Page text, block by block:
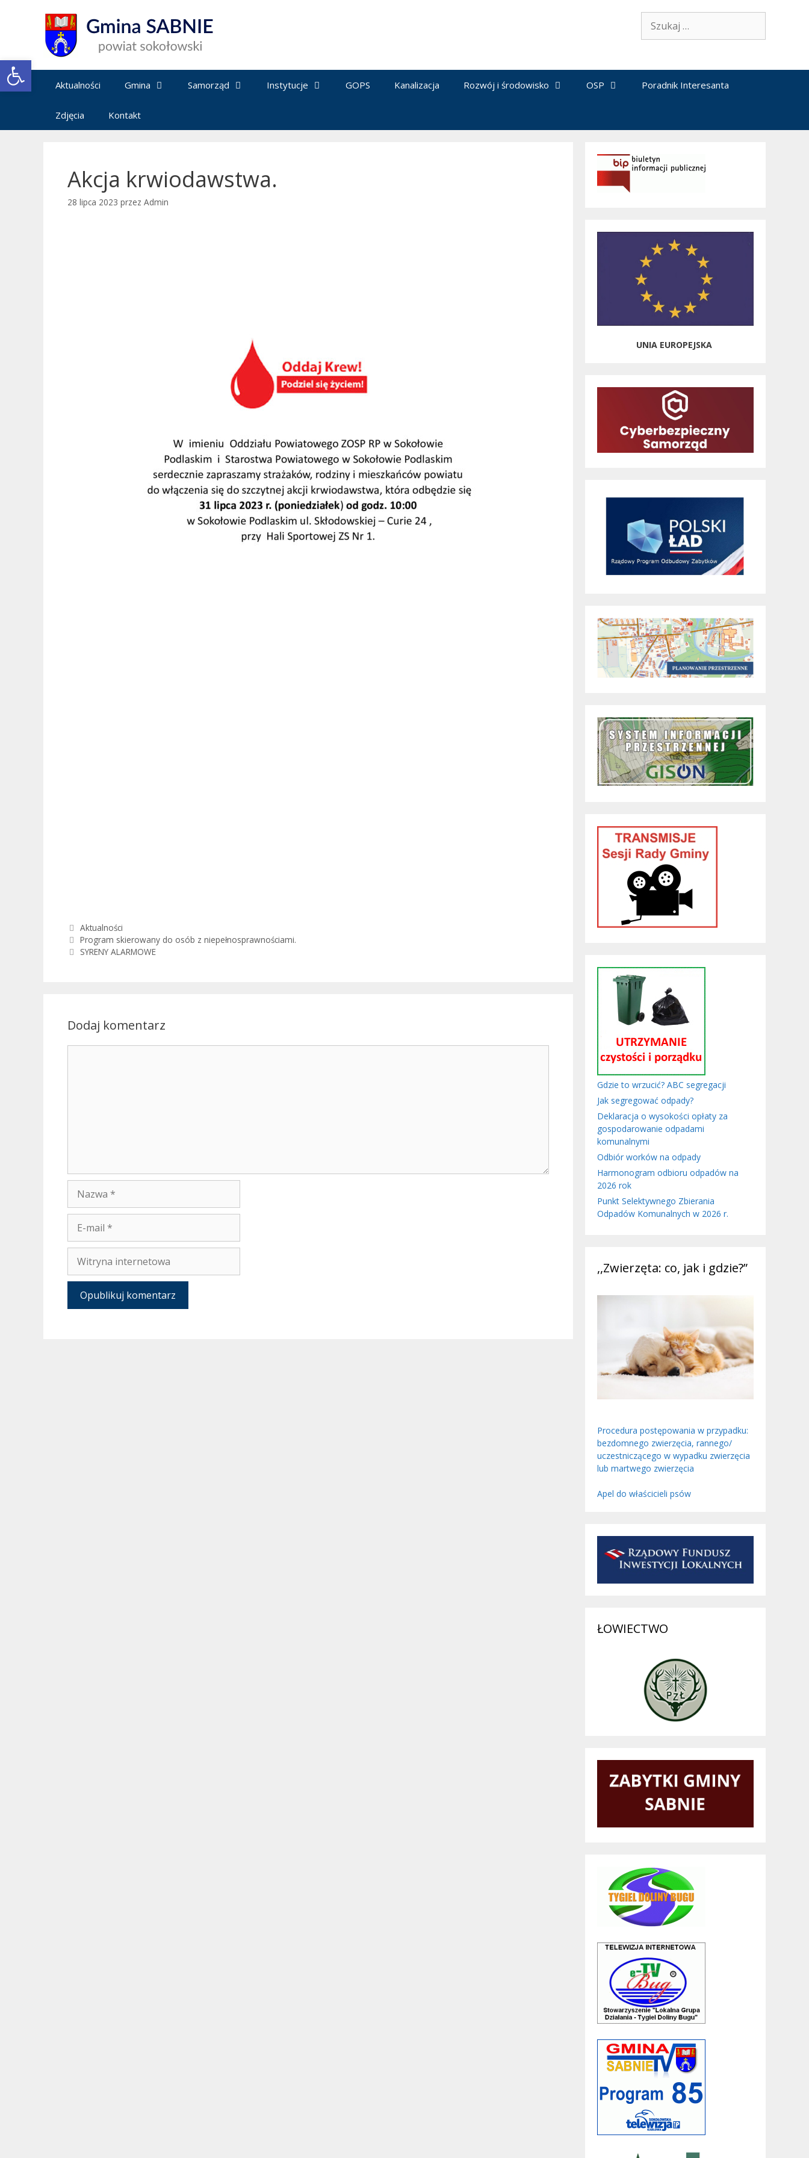
Open toolbar
Aktualności Gmina Samorząd Instytucje GOPS Kanalizacja Rozwój i środowisko OSP Poradnik Interesanta
Zdjęcia Kontakt
Akcja krwiodawstwa.
28 lipca 2023 przez Admin
Kategorie
Aktualności
Program skierowany do osób z niepełnosprawnościami.
SYRENY ALARMOWE
Dodaj komentarz
mail
internetowa
UNIA EUROPEJSKA
Gdzie to wrzucić? ABC segregacji
Jak segregować odpady?
Deklaracja o wysokości opłaty za
gospodarowanie odpadami
komunalnymi
Odbiór worków na odpady
Harmonogram odbioru odpadów na
2026 rok
Punkt Selektywnego Zbierania
Odpadów Komunalnych w 2026 r.
,,Zwierzęta: co, jak i gdzie?”
Procedura postępowania w przypadku:
bezdomnego zwierzęcia, rannego/
uczestniczącego w wypadku zwierzęcia
lub martwego zwierzęcia
Apel do właścicieli psów
ŁOWIECTWO